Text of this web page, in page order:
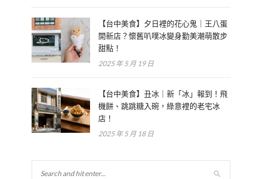
【台中美食】夕日裡的花心鬼｜王八蛋
開新店？懷舊叭噗冰變身勤美潮萌散步
甜點！
2025 年 5 月 19 日
【台中美食】丑冰｜新「冰」報到！飛
機餅、跳跳糖入碗，綠意裡的老宅冰
店！
2025 年 5 月 18 日